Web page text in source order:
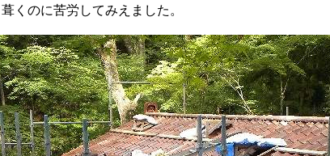
くのに苦労してみえました。